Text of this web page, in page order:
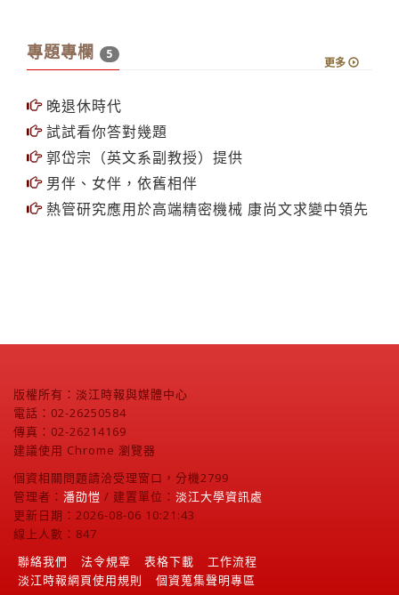
專題專欄 5
更多
晚退休時代
試試看你答對幾題
郭岱宗（英文系副教授）提供
男伴、女伴，依舊相伴
熱管研究應用於高端精密機械 康尚文求變中領先
版權所有：淡江時報與媒體中心
電話：02-26250584
傳真：02-26214169
建議使用 Chrome 瀏覽器
個資相關問題請洽受理窗口，分機2799
管理者： 潘劭愷 / 建置單位： 淡江大學資訊處
更新日期：2026-08-06 10:21:43
線上人數：847
聯絡我們
法令規章 表格下載
工作流程
淡江時報網頁使用規則
個資蒐集聲明專區